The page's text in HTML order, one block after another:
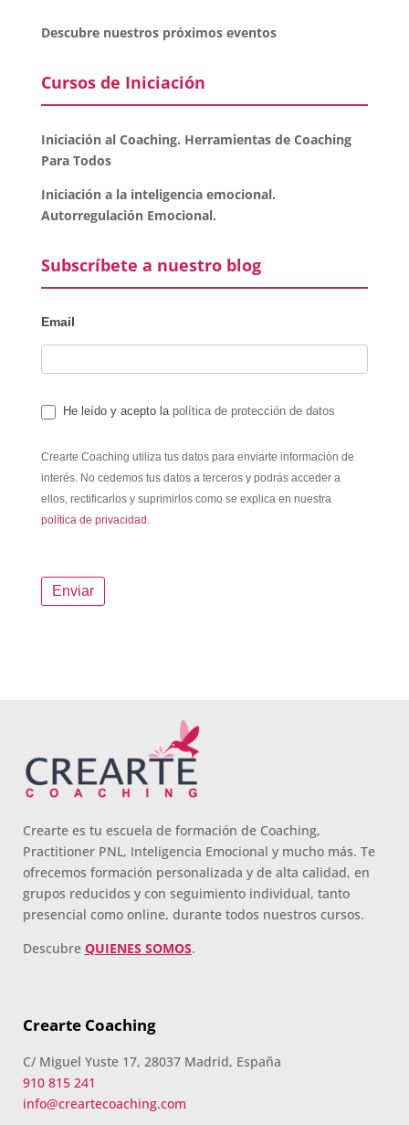
Descubre nuestros próximos eventos
Cursos de Iniciación
Iniciación al Coaching. Herramientas de Coaching
Para Todos
Iniciación a la inteligencia emocional.
Autorregulación Emocional.
Subscríbete a nuestro blog
Email
He leído y acepto la política de protección de datos
Crearte Coaching utiliza tus datos para enviarte información de
interés. No cedemos tus datos a terceros y podrás acceder a
ellos, rectificarlos y suprimirlos como se explica en nuestra
política de privacidad.
Crearte es tu escuela de formación de Coaching,
Practitioner PNL, Inteligencia Emocional y mucho más. Te
ofrecemos formación personalizada y de alta calidad, en
grupos reducidos y con seguimiento individual, tanto
presencial como online, durante todos nuestros cursos.
Descubre QUIENES SOMOS.
Crearte Coaching
C/ Miguel Yuste 17, 28037 Madrid, España
910 815 241
info@creartecoaching.com